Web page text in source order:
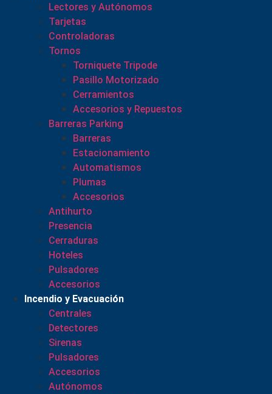
Lectores y Autónomos
Tarjetas
Controladoras
Tornos
Torniquete Tripode
Pasillo Motorizado
Cerramientos
Accesorios y Repuestos
Barreras Parking
Barreras
Estacionamiento
Automatismos
Plumas
Accesorios
Antihurto
Presencia
Cerraduras
Hoteles
Pulsadores
Accesorios
Incendio y Evacuación
Centrales
Detectores
Sirenas
Pulsadores
Accesorios
Autónomos